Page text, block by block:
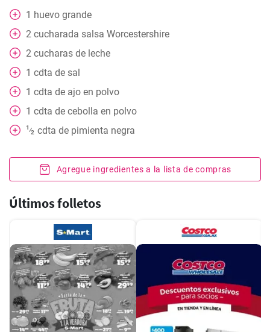
1 huevo grande
2 cucharada salsa Worcestershire
2 cucharas de leche
1 cdta de sal
1 cdta de ajo en polvo
1 cdta de cebolla en polvo
1⁄2 cdta de pimienta negra
Agregue ingredientes a la lista de compras
Últimos folletos